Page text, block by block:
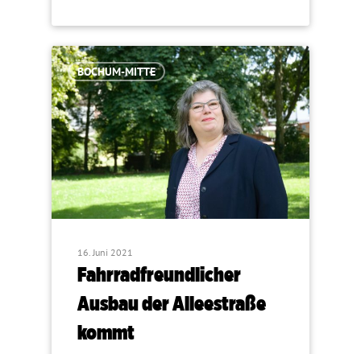
BOCHUM-MITTE
16. Juni 2021
Fahrradfreundlicher
Ausbau der Alleestraße
kommt